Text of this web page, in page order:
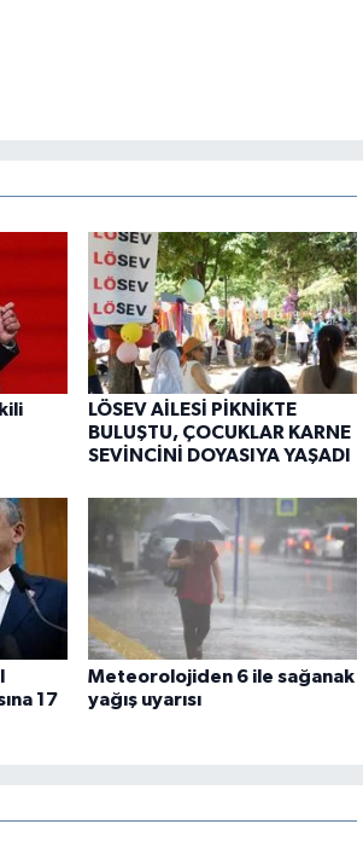
LÖSEV AİLESİ PİKNİKTE
BULUŞTU, ÇOCUKLAR KARNE
SEVİNCİNİ DOYASIYA YAŞADI
17
Meteorolojiden 6 ile sağanak
yağış uyarısı